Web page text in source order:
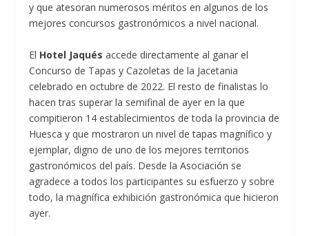
y que atesoran numerosos méritos en algunos de los
mejores concursos gastronómicos a nivel nacional.
El Hotel Jaqués accede directamente al ganar el
Concurso de Tapas y Cazoletas de la Jacetania
celebrado en octubre de 2022. El resto de finalistas lo
hacen tras superar la semifinal de ayer en la que
compitieron 14 establecimientos de toda la provincia de
Huesca y que mostraron un nivel de tapas magnífico y
ejemplar, digno de uno de los mejores territorios
gastronómicos del país. Desde la Asociación se
agradece a todos los participantes su esfuerzo y sobre
todo, la magnífica exhibición gastronómica que hicieron
ayer.